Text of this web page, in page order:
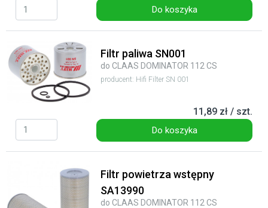
Do koszyka
Filtr paliwa SN001
do CLAAS DOMINATOR 112 CS
producent: Hifi Filter SN 001
11,89 zł / szt.
Do koszyka
Filtr powietrza wstępny
SA13990
do CLAAS DOMINATOR 112 CS